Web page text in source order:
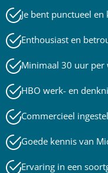
Je bent punctueel
Enthousiast en
Minimaal 30 uur per
HBO werk- en
Commercieel
Goede kennis van
Ervaring in een